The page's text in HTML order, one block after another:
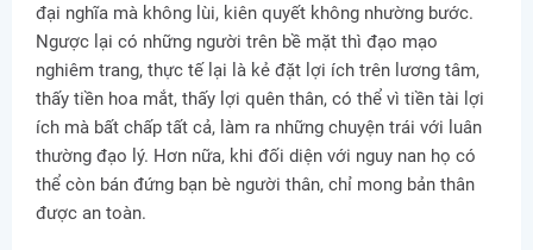
đại nghĩa mà không lùi, kiên quyết không nhường bước.
Ngược lại có những người trên bề mặt thì đạo mạo
nghiêm trang, thực tế lại là kẻ đặt lợi ích trên lương tâm,
thấy tiền hoa mắt, thấy lợi quên thân, có thể vì tiền tài lợi
ích mà bất chấp tất cả, làm ra những chuyện trái với luân
thường đạo lý. Hơn nữa, khi đối diện với nguy nan họ có
thể còn bán đứng bạn bè người thân, chỉ mong bản thân
được an toàn.